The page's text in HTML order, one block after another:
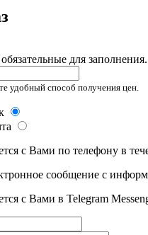
для заполнения.
удобный способ получения цен.
с Вами по телефону в
сообщение с
с Вами в Telegram